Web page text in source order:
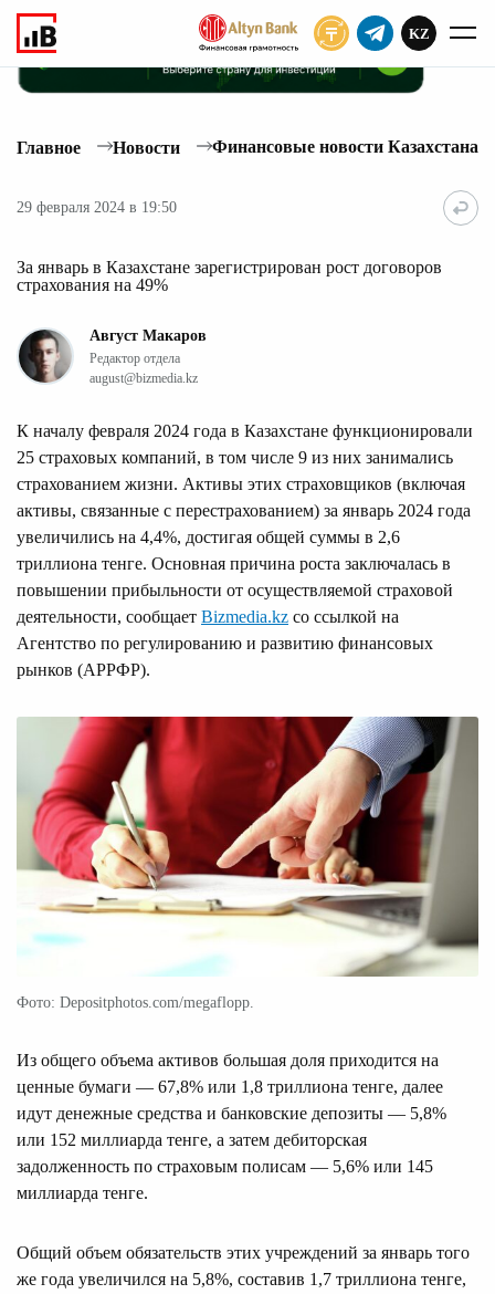
KZ
Главное Новости Финансовые новости Казахстана
29 февраля 2024 в 19:50
За январь в Казахстане зарегистрирован рост договоров
страхования на 49%
Август Макаров
Редактор отдела
august@bizmedia.kz
К началу февраля 2024 года в Казахстане функционировали
25 страховых компаний, в том числе 9 из них занимались
страхованием жизни. Активы этих страховщиков (включая
активы, связанные с перестрахованием) за январь 2024 года
увеличились на 4,4%, достигая общей суммы в 2,6
триллиона тенге. Основная причина роста заключалась в
повышении прибыльности от осуществляемой страховой
деятельности, сообщает Bizmedia.kz со ссылкой на
Агентство по регулированию и развитию финансовых
рынков (АРРФР).
Фото: Depositphotos.com/megaflopp.
Из общего объема активов большая доля приходится на
ценные бумаги — 67,8% или 1,8 триллиона тенге, далее
идут денежные средства и банковские депозиты — 5,8%
или 152 миллиарда тенге, а затем дебиторская
задолженность по страховым полисам — 5,6% или 145
миллиарда тенге.
Общий объем обязательств этих учреждений за январь того
же года увеличился на 5,8%, составив 1,7 триллиона тенге,